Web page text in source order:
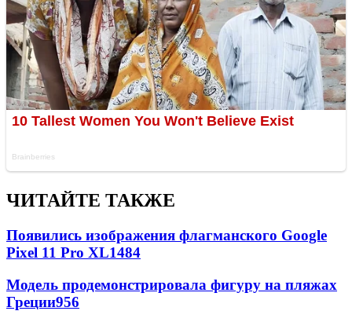
ЧИТАЙТЕ ТАКЖЕ
Появились изображения флагманского Google
Pixel 11 Pro XL1484
Модель продемонстрировала фигуру на пляжах
Греции956